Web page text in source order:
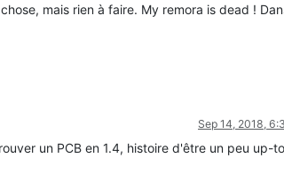
mais rien à faire. My remora is dead !
Sep 14, 2018,
un PCB en 1.4, histoire d'être un peu up-